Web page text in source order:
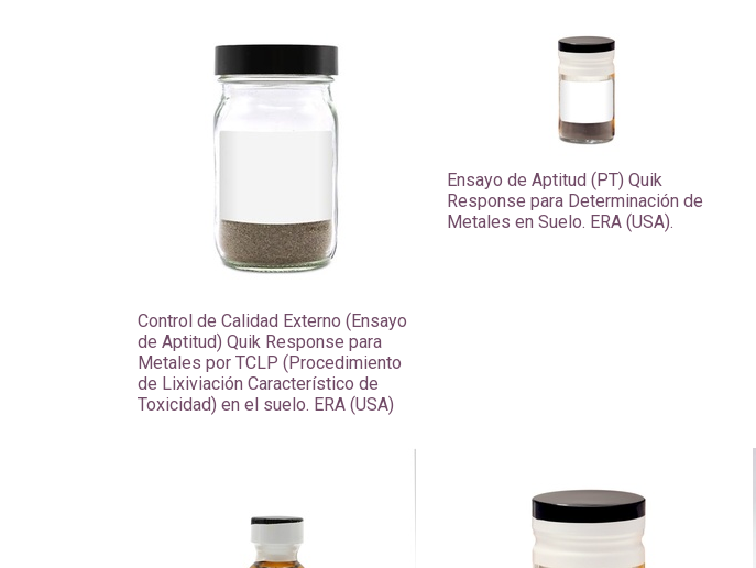
Control de Calidad Externo (Ensayo
de Aptitud) Quik Response para
Metales por TCLP (Procedimiento
de Lixiviación Característico de
Toxicidad) en el suelo. ERA (USA)
Ensayo de Aptitud (PT) Quik
Response para Determinación de
Metales en Suelo. ERA (USA).